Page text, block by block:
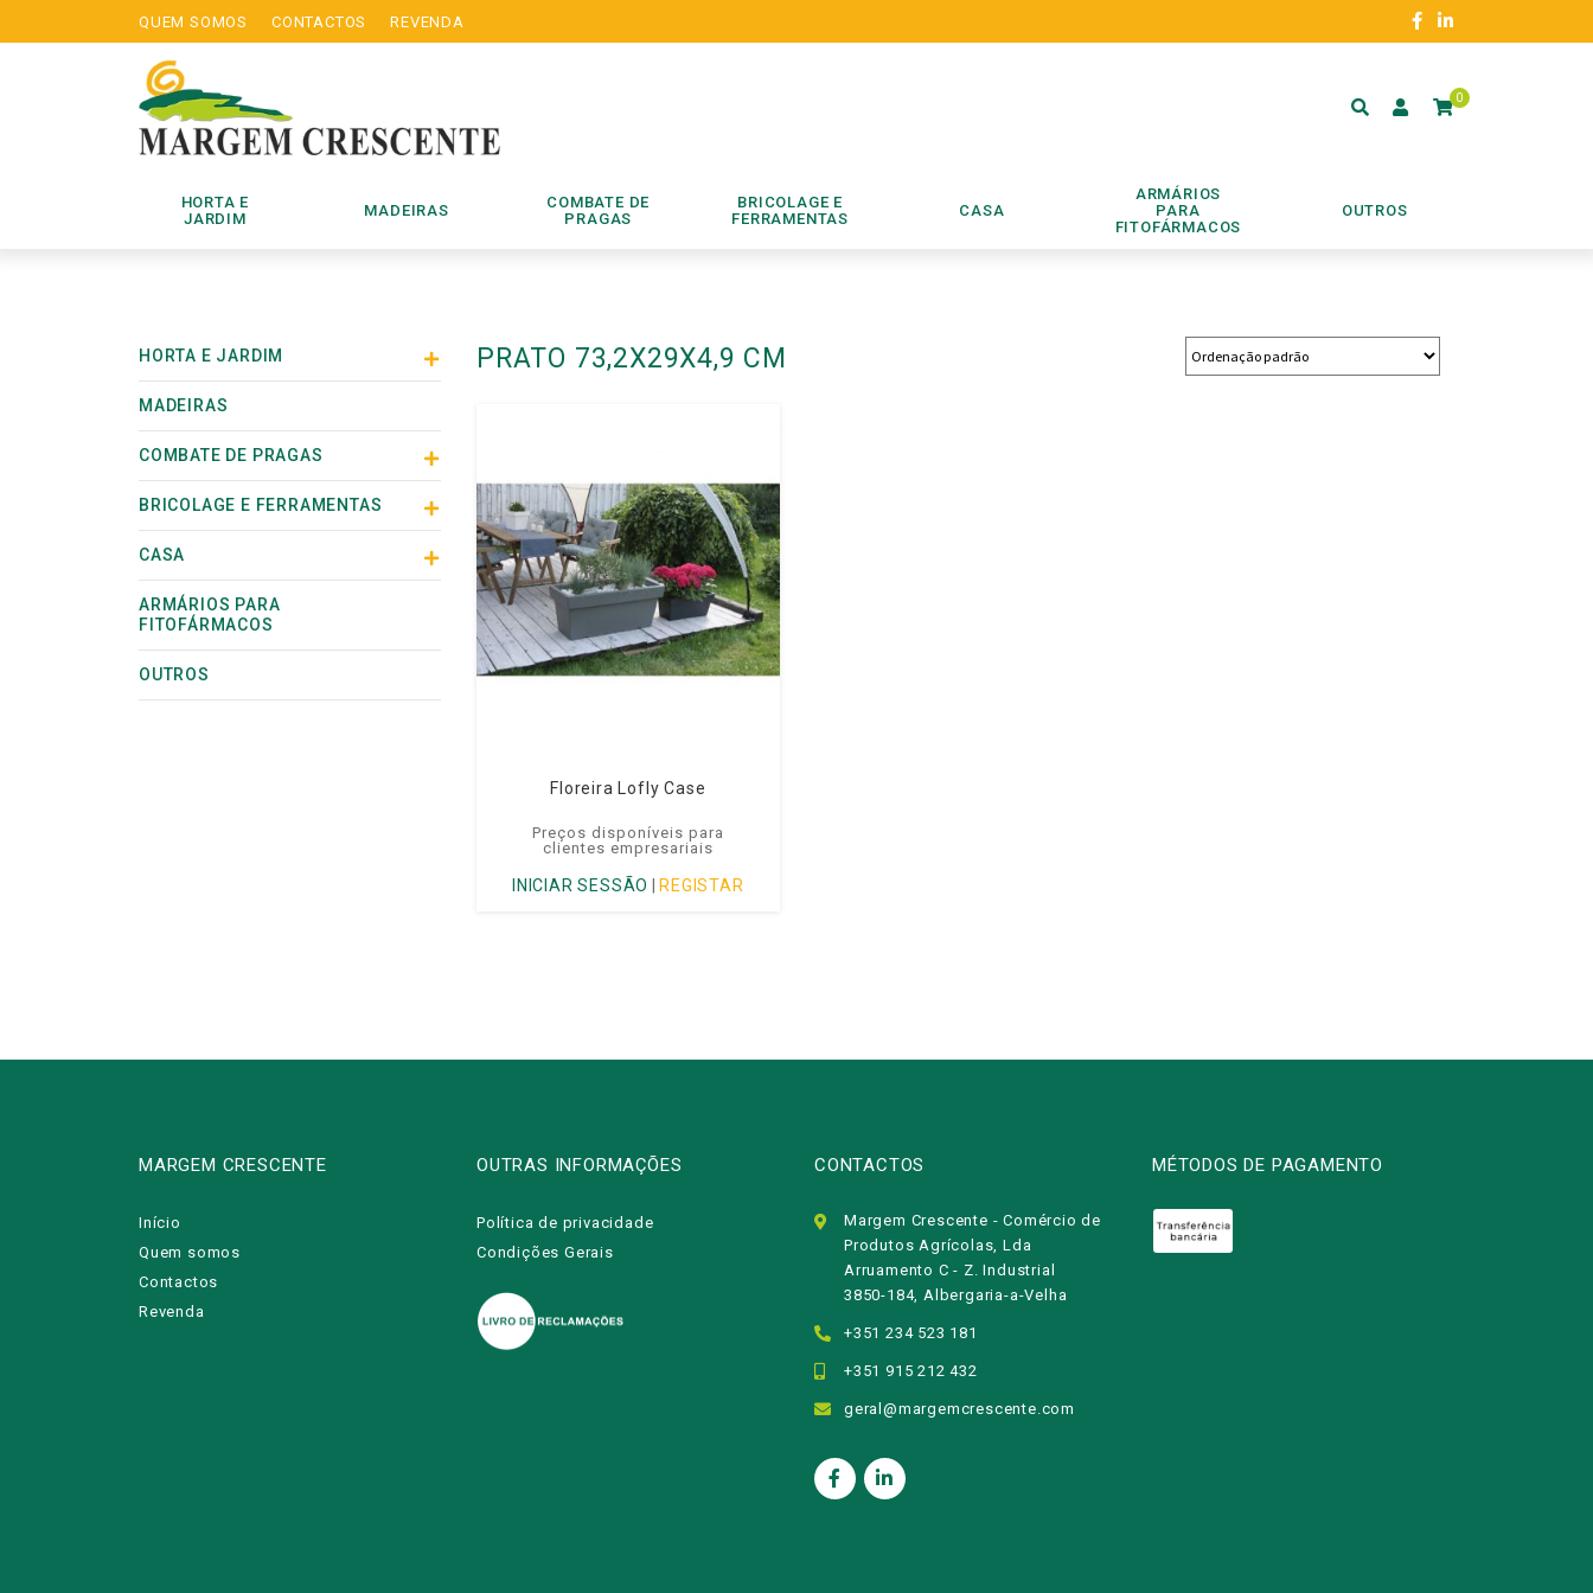
QUEM SOMOS CONTACTOS REVENDA
0
HORTA E
JARDIM
MADEIRAS
COMBATE DE
PRAGAS
BRICOLAGE E
FERRAMENTAS
CASA
ARMÁRIOS
PARA
FITOFÁRMACOS
OUTROS
HORTA E JARDIM
MADEIRAS
COMBATE DE PRAGAS
BRICOLAGE E FERRAMENTAS
CASA
ARMÁRIOS PARA
FITOFÁRMACOS
OUTROS
PRATO 73,2X29X4,9 CM
Floreira Lofly Case
Preços disponíveis para
clientes empresariais
INICIAR SESSÃO |REGISTAR
MARGEM CRESCENTE
Início
Quem somos
Contactos
Revenda
OUTRAS INFORMAÇÕES
Política de privacidade
Condições Gerais
CONTACTOS
Margem Crescente - Comércio de
Produtos Agrícolas, Lda
Arruamento C - Z. Industrial
3850-184, Albergaria-a-Velha
+351 234 523 181
+351 915 212 432
geral@margemcrescente.com
MÉTODOS DE PAGAMENTO